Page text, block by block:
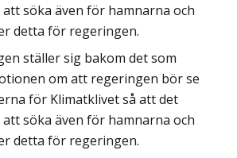
söka även för hamnarna och
detta för regeringen.
ställer sig bakom det som
om att regeringen bör se
för Klimatklivet så att det
söka även för hamnarna och
detta för regeringen.